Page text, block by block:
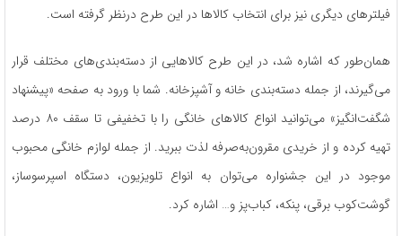
فیلترهای دیگری نیز برای انتخاب کالاها در این طرح درنظر گرفته است.
همان‌طور که اشاره شد، در این طرح کالاهایی از دسته‌بندی‌های مختلف قرار
می‌گیرند، از جمله دسته‌بندی خانه و آشپزخانه. شما با ورود به صفحه «پیشنهاد
شگفت‌انگیز» می‌توانید انواع کالاهای خانگی را با تخفیفی تا سقف ۸۰ درصد
تهیه کرده و از خریدی مقرون‌به‌صرفه لذت ببرید. از جمله لوازم خانگی محبوب
موجود در این جشنواره می‌توان به انواع تلویزیون، دستگاه اسپرسوساز،
گوشت‌کوب برقی، پنکه، کباب‌پز و… اشاره کرد.